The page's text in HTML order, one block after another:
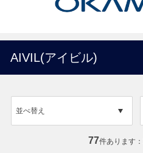
AIVIL(アイビル)
並べ替え
77件あります